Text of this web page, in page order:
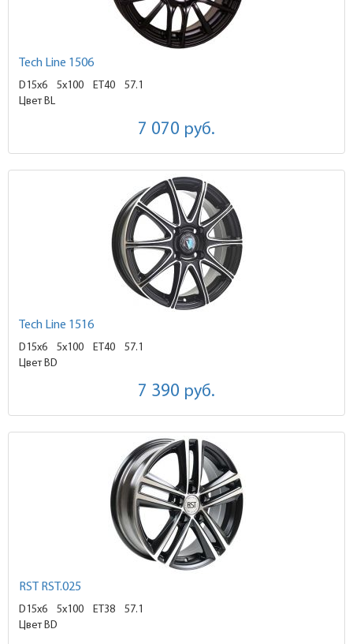
Tech Line 1506
D15x6 5x100 ET40
57.1
Цвет BL
7 070 руб.
Tech Line 1516
D15x6 5x100 ET40
57.1
Цвет BD
7 390 руб.
RST RST.025
D15x6 5x100 ET38
57.1
Цвет BD